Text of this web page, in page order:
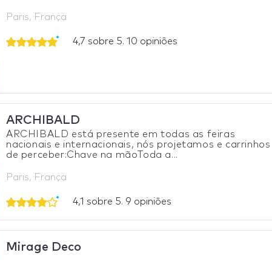
Paris, França
4,7 sobre 5. 10 opiniões
ARCHIBALD
ARCHIBALD está presente em todas as feiras
nacionais e internacionais, nós projetamos e carrinhos
de perceber:Chave na mãoToda a...
Paris, França
4,1 sobre 5. 9 opiniões
Mirage Deco